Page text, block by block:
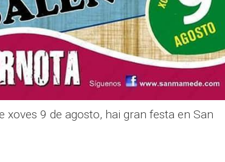
xoves 9 de agosto, hai gran festa en San